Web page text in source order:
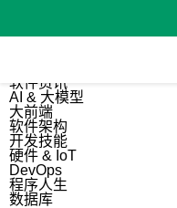
软件资讯
AI & 大模型
大前端
软件架构
开发技能
硬件 & IoT
DevOps
程序人生
数据库